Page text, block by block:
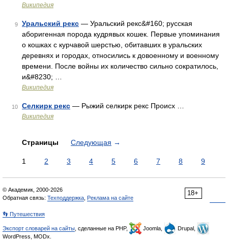
Википедия
9 Уральский рекс — Уральский рекс&#160; русская
аборигенная порода кудрявых кошек. Первые упоминания
о кошках с курчавой шерстью, обитавших в уральских
деревнях и городах, относились к довоенному и военному
времени. После войны их количество сильно сократилось,
и&#8230; …
Википедия
10 Селкирк рекс — Рыжий селкирк рекс Происх …
Википедия
Страницы Следующая →
1 2 3 4 5 6 7 8 9
18+
© Академик, 2000-2026
Обратная связь: Техподдержка Реклама на сайте
👣 Путешествия
Экспорт словарей на сайты , сделанные на PHP, Joomla,
Drupal,
WordPress, MODx.